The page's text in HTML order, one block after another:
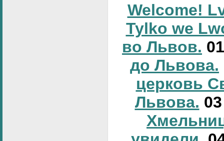
Welcome!
Tylko we
во Львов.
до Львова.
церковь
Львова.